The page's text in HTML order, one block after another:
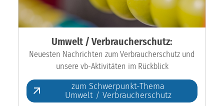
Umwelt / Verbraucherschutz:
Neuesten Nachrichten zum Verbraucherschutz und
unsere vb-Aktivitäten im Rückblick
zum Schwerpunkt-Thema
Umwelt / Verbraucherschutz